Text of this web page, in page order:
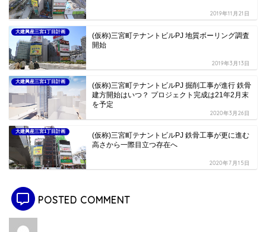
2019年11月21日
大建興産三宮1丁目計画
(仮称)三宮町テナントビルPJ 地質ボーリング調査
開始
2019年3月13日
大建興産三宮1丁目計画
(仮称)三宮町テナントビルPJ 掘削工事が進行 鉄骨
建方開始はいつ？ プロジェクト完成は21年2月末
を予定
2020年3月26日
大建興産三宮1丁目計画
(仮称)三宮町テナントビルPJ 鉄骨工事が更に進む
高さから一際目立つ存在へ
2020年7月15日
POSTED COMMENT